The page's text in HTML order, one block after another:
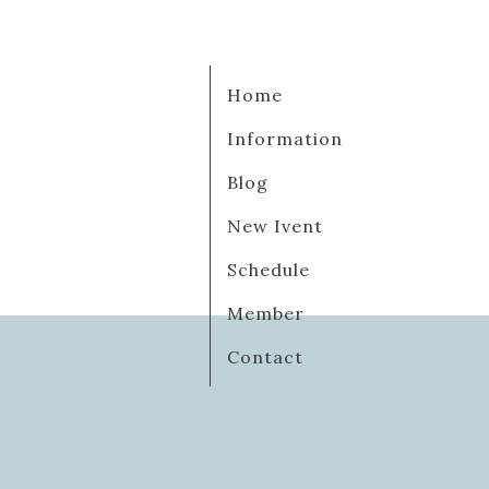
Home
Information
Blog
New Ivent
Schedule
Member
Contact